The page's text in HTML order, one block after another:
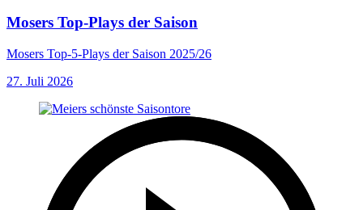
Mosers Top-Plays der Saison
Mosers Top-5-Plays der Saison 2025/26
27. Juli 2026